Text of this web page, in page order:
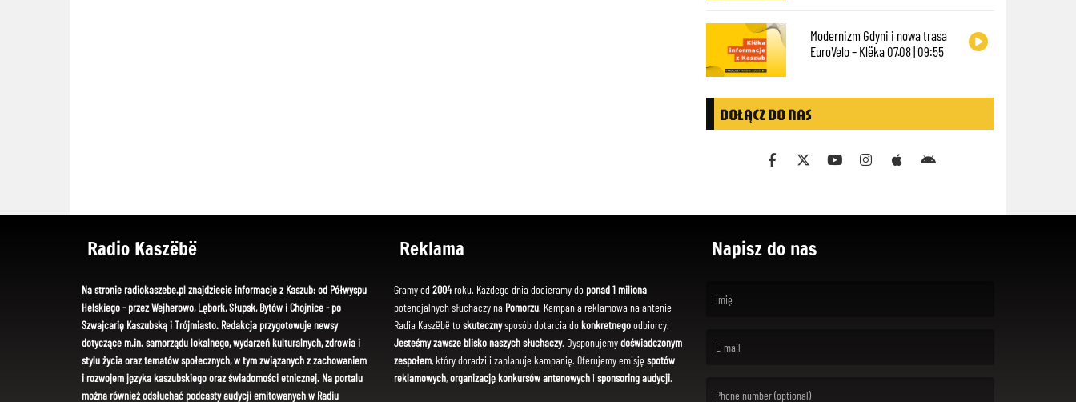
Modernizm Gdyni i nowa trasa
EuroVelo – Klëka 07.08 | 09:55
DOŁĄCZ DO NAS
Radio Kaszëbë
Na stronie radiokaszebe.pl znajdziecie informacje z Kaszub: od Półwyspu
Helskiego - przez Wejherowo, Lębork, Słupsk, Bytów i Chojnice - po
Szwajcarię Kaszubską i Trójmiasto. Redakcja przygotowuje newsy
dotyczące m.in. samorządu lokalnego, wydarzeń kulturalnych, zdrowia i
stylu życia oraz tematów społecznych, w tym związanych z zachowaniem
i rozwojem języka kaszubskiego oraz świadomości etnicznej. Na portalu
można również odsłuchać podcasty audycji emitowanych w Radiu
Reklama
Gramy od 2004roku. Każdego dnia docieramy do ponad 1 miliona
potencjalnych słuchaczy na Pomorzu. Kampania reklamowa na antenie
Radia Kaszëbë toskutecznysposób dotarcia dokonkretnegoodbiorcy.
Jesteśmy zawsze blisko naszych słuchaczy. Dysponujemydoświadczonym
zespołem, który doradzi i zaplanuje kampanię. Oferujemy emisję spotów
reklamowych,organizację konkursów antenowychi sponsoring audycji.
Napisz do nas